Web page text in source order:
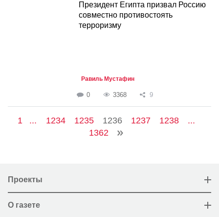
Президент Египта призвал Россию
совместно противостоять
терроризму
Равиль Мустафин
0 3368 9
1 ... 1234 1235 1236 1237 1238
...
1362
Проекты
О газете